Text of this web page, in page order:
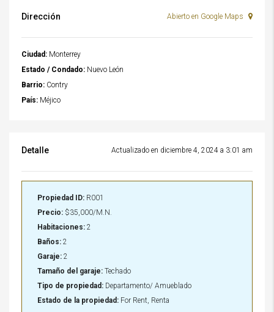
Dirección Abierto en Google Maps
Ciudad: Monterrey
Estado / Condado: Nuevo León
Barrio: Contry
País: Méjico
Detalle Actualizado en diciembre 4, 2024 a 3:01 am
Propiedad ID: R001
Precio: $35,000/M.N.
Habitaciones: 2
Baños: 2
Garaje: 2
Tamaño del garaje: Techado
Tipo de propiedad: Departamento/ Amueblado
Estado de la propiedad: For Rent, Renta